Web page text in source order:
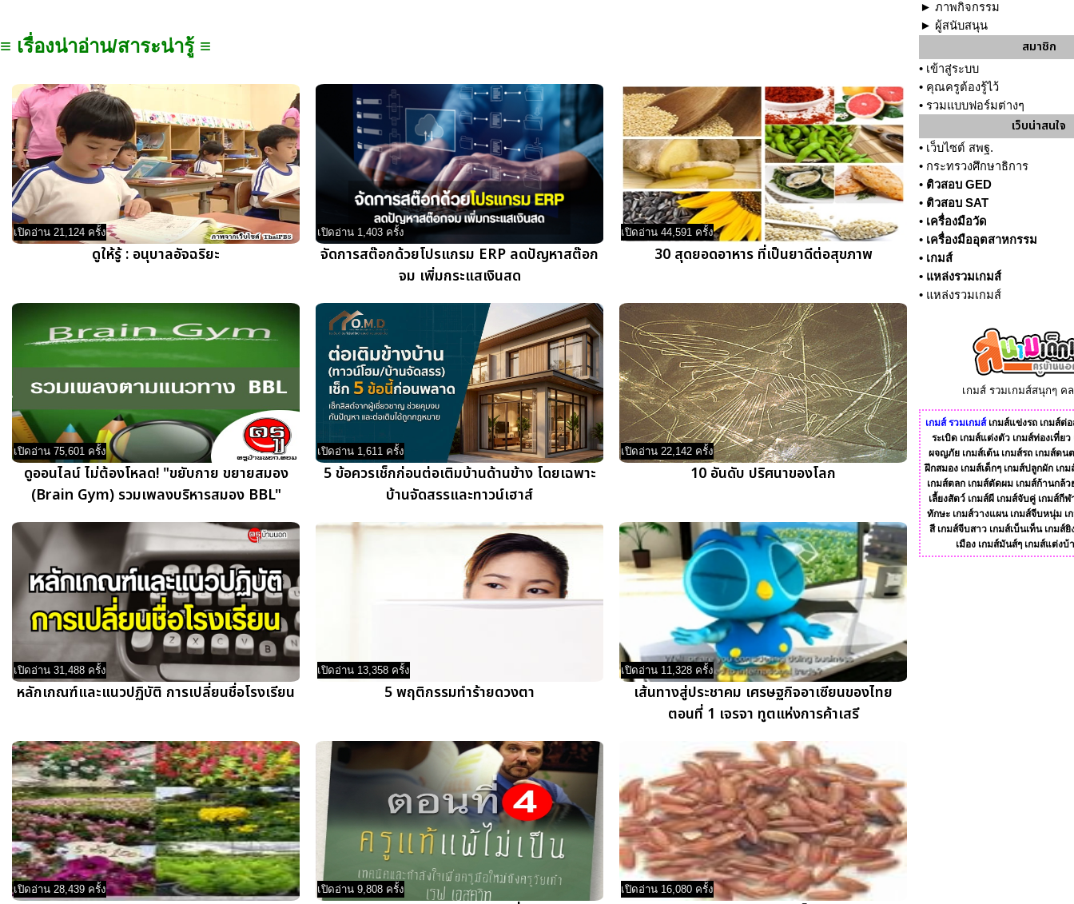
≡ เรื่องน่าอ่าน/สาระน่ารู้ ≡
เปิดอ่าน 21,124 ครั้ง
ดูให้รู้ : อนุบาลอัจฉริยะ
เปิดอ่าน 1,403 ครั้ง
จัดการสต๊อกด้วยโปรแกรม ERP ลดปัญหาสต๊อก
จม เพิ่มกระแสเงินสด
เปิดอ่าน 44,591 ครั้ง
30 สุดยอดอาหาร ที่เป็นยาดีต่อสุขภาพ
เปิดอ่าน 75,601 ครั้ง
ดูออนไลน์ ไม่ต้องโหลด! "ขยับกาย ขยายสมอง
(Brain Gym) รวมเพลงบริหารสมอง BBL"
เปิดอ่าน 1,611 ครั้ง
5 ข้อควรเช็กก่อนต่อเติมบ้านด้านข้าง โดยเฉพาะ
บ้านจัดสรรและทาวน์เฮาส์
เปิดอ่าน 22,142 ครั้ง
10 อันดับ ปริศนาของโลก
เปิดอ่าน 31,488 ครั้ง
หลักเกณฑ์และแนวปฏิบัติ การเปลี่ยนชื่อโรงเรียน
เปิดอ่าน 13,358 ครั้ง
5 พฤติกรรมทำร้ายดวงตา
เปิดอ่าน 11,328 ครั้ง
เส้นทางสู่ประชาคม เศรษฐกิจอาเซียนของไทย
ตอนที่ 1 เจรจา ทูตแห่งการค้าเสรี
เปิดอ่าน 28,439 ครั้ง เปิดอ่าน 9,808 ครั้ง เปิดอ่าน 16,080 ครั้ง
► ภาพกิจกรรม
► ผู้สนับสนุน
สมาชิก
• เข้าสู่ระบบ
• คุณครูต้องรู้ไว้
• รวมแบบฟอร์มต่างๆ
เว็บน่าสนใจ
• เว็บไซต์ สพฐ.
• กระทรวงศึกษาธิการ
• ติวสอบ GED
• ติวสอบ SAT
• เครื่องมือวัด
• เครื่องมืออุตสาหกรรม
• เกมส์
• แหล่งรวมเกมส์
• แหล่งรวมเกมส์
เกมส์ รวมเกมส์สนุกๆ ค
เกมส์ รวมเกมส์ เกมส์แข่งรถ เกมส์ต่อ
ระเบิด เกมส์แต่งตัว เกมส์ท่องเที่ยว
ผจญภัย เกมส์เต้น เกมส์รถ เกมส์ดน
ฝึกสมอง เกมส์เด็กๆ เกมส์ปลูกผัก เก
เกมส์ตลก เกมส์ตัดผม เกมส์ก้านกล้ว
เลี้ยงสัตว์ เกมส์ผี เกมส์จับคู่ เกมส์กีฬ
ทักษะ เกมส์วางแผน เกมส์จีบหนุ่ม เ
สี เกมส์จีบสาว เกมส์เบ็นเท็น เกมส์ยิ
เมือง เกมส์มันส์ๆ เกมส์แต่งบ้